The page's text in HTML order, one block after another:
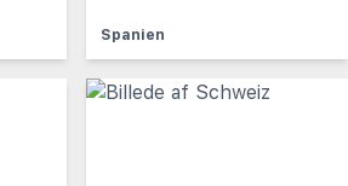
Spanien